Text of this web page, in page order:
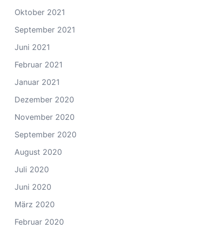
Oktober 2021
September 2021
Juni 2021
Februar 2021
Januar 2021
Dezember 2020
November 2020
September 2020
August 2020
Juli 2020
Juni 2020
März 2020
Februar 2020